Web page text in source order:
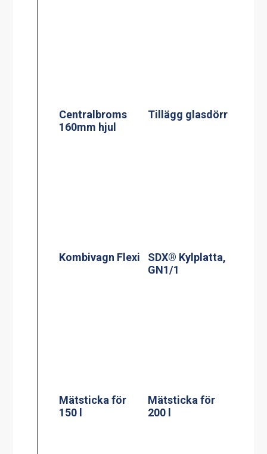
Centralbroms
160mm hjul
Tillägg glasdörr
Kombivagn Flexi
SDX® Kylplatta,
GN1/1
Mätsticka för
150 l
Mätsticka för
200 l